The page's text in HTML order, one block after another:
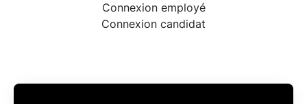
Connexion employé
Connexion candidat